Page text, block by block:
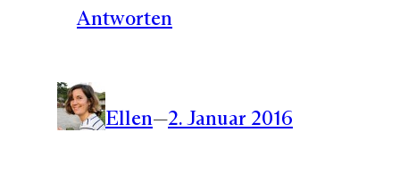
Antworten
Ellen—2. Januar 2016